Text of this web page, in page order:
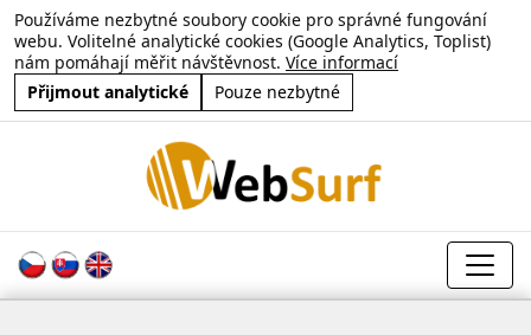
Používáme nezbytné soubory cookie pro správné fungování
webu. Volitelné analytické cookies (Google Analytics, Toplist)
nám pomáhají měřit návštěvnost. Více informací
Přijmout analytické
Pouze nezbytné